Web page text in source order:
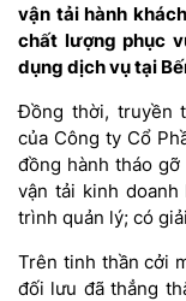
vận tải hành
chất lượng phục
dụng dịch vụ tại
Đồng thời, truyền
của Công ty Cổ
đồng hành tháo
vận tải kinh
trình quản lý; có
Trên tinh thần cởi
đối lưu đã thẳng